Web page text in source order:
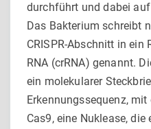
durchführt und dabei
Das Bakterium schreibt
CRISPR-Abschnitt in ein
RNA (crRNA) genannt.
ein molekularer
Erkennungssequenz,
Cas9, eine Nuklease, die